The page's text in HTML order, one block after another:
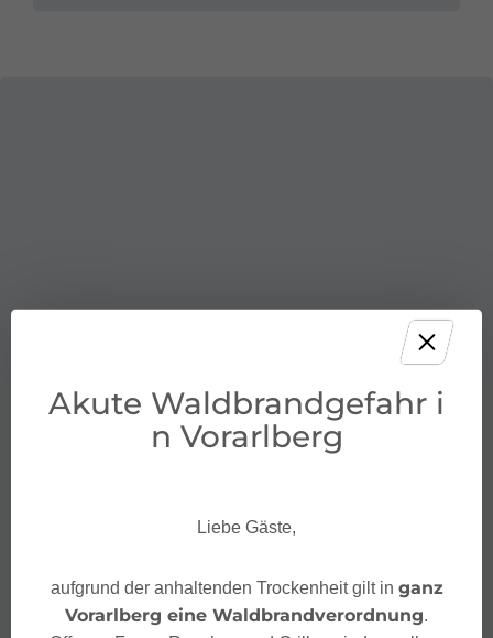
Akute Waldbrandgefahr i
n Vorarlberg
Liebe Gäste,
aufgrund der anhaltenden Trockenheit gilt in ganz
Vorarlberg eine Waldbrandverordnung.